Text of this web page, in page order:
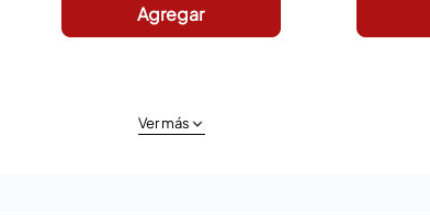
Agregar
Ver más